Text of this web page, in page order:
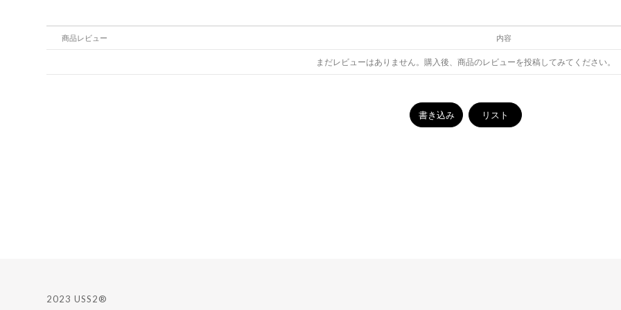
商品レビュー 内容
まだレビューはありません。購入後、商品のレビューを投稿してみてください。
書き込み リスト
2023 USS2®